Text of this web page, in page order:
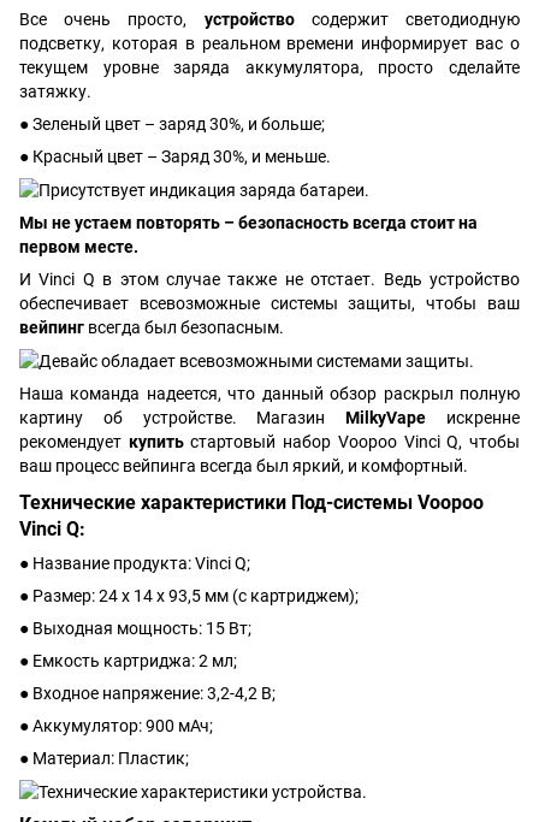
Все очень просто, устройствосодержит светодиодную
подсветку, которая в реальном времени информирует вас о
текущем уровне заряда аккумулятора, просто сделайте
затяжку.
● Зеленый цвет – заряд 30%, и больше;
● Красный цвет – Заряд 30%, и меньше.
Мы не устаем повторять – безопасность всегда стоит на
первом месте.
И Vinci Q в этом случае также не отстает. Ведь устройство
обеспечивает всевозможные системы защиты, чтобы ваш
вейпинг всегда был безопасным.
Наша команда надеется, что данный обзор раскрыл полную
картину об устройстве. МагазинMilkyVape искренне
рекомендует купитьстартовый набор Voopoo Vinci Q, чтобы
ваш процесс вейпинга всегда был яркий, и комфортный.
Технические характеристики Под-системы Voopoo
Vinci Q:
● Название продукта: Vinci Q;
● Размер: 24 x 14 x 93,5 мм (с картриджем);
● Выходная мощность: 15 Вт;
● Емкость картриджа: 2 мл;
● Входное напряжение: 3,2-4,2 В;
● Аккумулятор: 900 мАч;
● Материал: Пластик;